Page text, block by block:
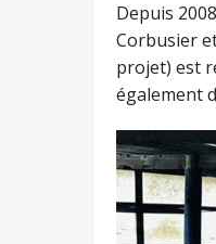
Depuis
Corbusier
projet) est
également